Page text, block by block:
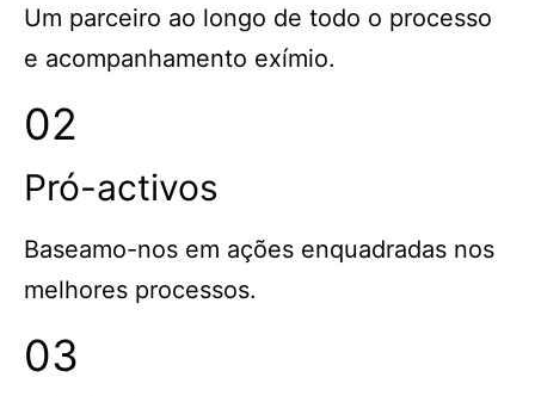
Um parceiro ao longo de todo o processo
e acompanhamento exímio.
02
Pró-activos
Baseamo-nos em ações enquadradas nos
melhores processos.
03